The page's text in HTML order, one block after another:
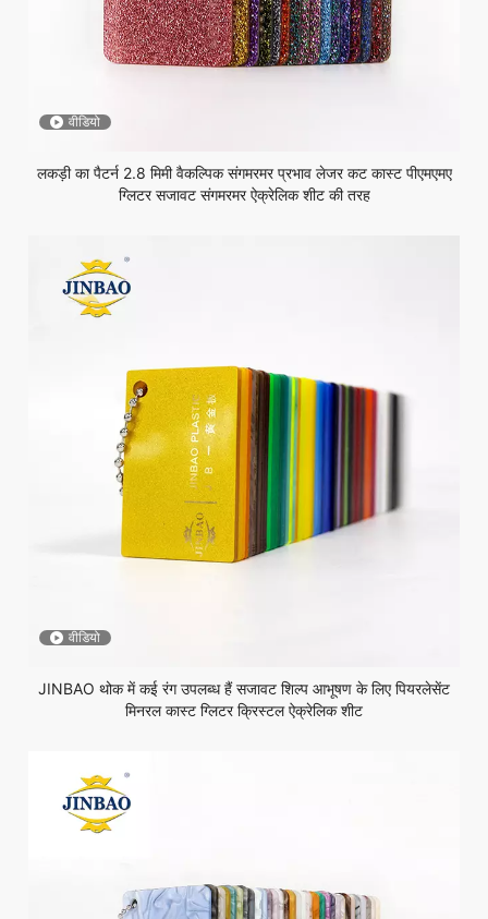
वीडियो
लकड़ी का पैटर्न 2.8 मिमी वैकल्पिक संगमरमर प्रभाव लेजर कट कास्ट पीएमएमए
ग्लिटर सजावट संगमरमर ऐक्रेलिक शीट की तरह
वीडियो
JINBAO थोक में कई रंग उपलब्ध हैं सजावट शिल्प आभूषण के लिए पियरलेसेंट
मिनरल कास्ट ग्लिटर क्रिस्टल ऐक्रेलिक शीट